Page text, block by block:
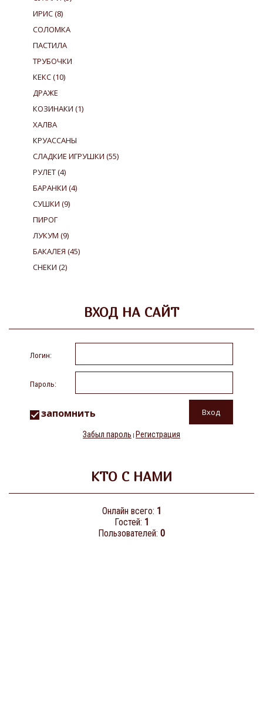
ИРИС(8)
СОЛОМКА
ПАСТИЛА
ТРУБОЧКИ
КЕКС(10)
ДРАЖЕ
КОЗИНАКИ (1)
ХАЛВА
КРУАССАНЫ
СЛАДКИЕ ИГРУШКИ (55)
РУЛЕТ(4)
БАРАНКИ (4)
СУШКИ (9)
ПИРОГ
ЛУКУМ (9)
БАКАЛЕЯ (45)
СНЕКИ (2)
ВХОД НА САЙТ
Логин:
Пароль:
запомнить
Забыл пароль | Регистрация
КТО С НАМИ
Онлайн всего: 1
Гостей: 1
Пользователей: 0